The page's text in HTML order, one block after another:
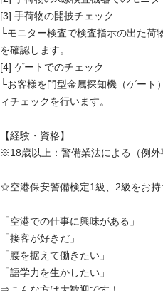
[3] 手荷物の開披チェック
└モニター検査で検査指示の出た荷
を確認します。
[4] ゲートでのチェック
└お客様を門型金属探知機（ゲート
ィチェックを行います。
【経験・資格】
※18歳以上：警備業法による（例外
☆空港保安警備検定1級、2級をお持
「空港での仕事に興味がある」
「接客が好きだ」
「腰を据えて働きたい」
「語学力を生かしたい」